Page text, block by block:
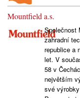
Mountfield a.s.
Společnost
zahradní
republice a
let. V
58 v
největším
své